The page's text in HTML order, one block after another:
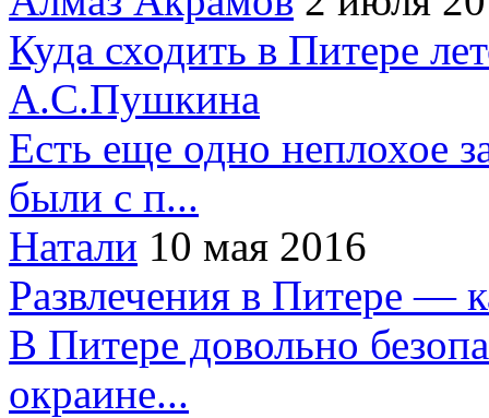
Куда сходить в Питере
А.С.Пушкина
Есть еще одно неплохое
были с п...
Натали 10 мая 2016
Развлечения в Питере —
В Питере довольно
окраине...